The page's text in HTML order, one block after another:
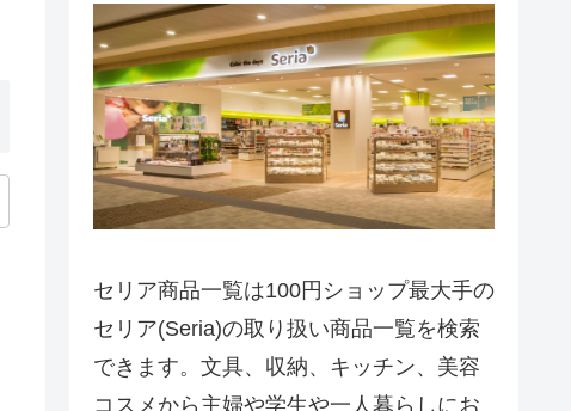
セリア商品一覧は100円ショップ最大手の
セリア(Seria)の取り扱い商品一覧を検索
できます。文具、収納、キッチン、美容
コスメから主婦や学生や一人暮らしにお